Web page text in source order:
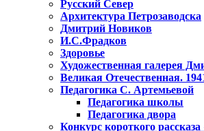
Русский Север
Архитектура Петрозаводска
Дмитрий Новиков
И.С.Фрадков
Здоровье
Художественная галерея
Великая Отечественная.
Педагогика С. Артемьевой
Педагогика школы
Педагогика двора
Конкурс короткого